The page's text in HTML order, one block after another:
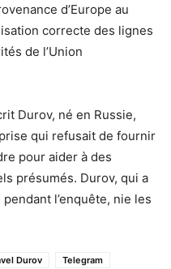
d’Europe au
correcte des lignes
de l’Union
Durov, né en Russie,
qui refusait de fournir
pour aider à des
présumés. Durov, qui a
l’enquête, nie les
Durov Telegram